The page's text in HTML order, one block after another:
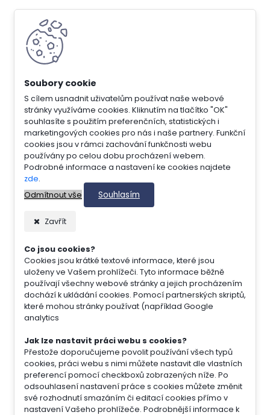
S cílem usnadnit uživatelům používat naše webové
stránky využíváme cookies. Kliknutím na tlačítko "OK"
souhlasíte s použitím preferenčních, statistických i
marketingových cookies pro nás i naše partnery. Funkční
cookies jsou v rámci zachování funkčnosti webu
používány po celou dobu procházení webem.
Podrobné informace a nastavení ke cookies najdete
zde.
Odmítnout vše
Souhlasím
Zavřít
Co jsou cookies?
Cookies jsou krátké textové informace, které jsou
uloženy ve Vašem prohlížeči. Tyto informace běžně
používají všechny webové stránky a jejich procházením
dochází k ukládání cookies. Pomocí partnerských skriptů,
které mohou stránky používat (například Google
analytics
Jak lze nastavit práci webu s cookies?
Přestože doporučujeme povolit používání všech typů
cookies, práci webu s nimi můžete nastavit dle vlastních
preferencí pomocí checkboxů zobrazených níže. Po
odsouhlasení nastavení práce s cookies můžete změnit
své rozhodnutí smazáním či editací cookies přímo v
nastavení Vašeho prohlížeče. Podrobnější informace k